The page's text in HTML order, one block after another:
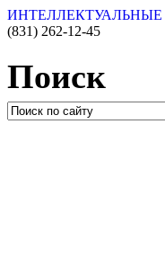
(831) 262-12-45
Поиск